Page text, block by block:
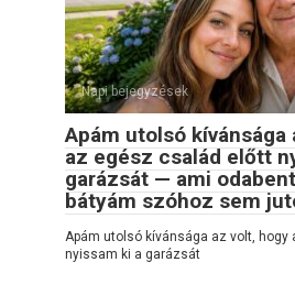
Napi bejegyzések
Apám utolsó kívánsága
az egész család előtt
garázsát — ami
bátyám szóhoz sem
Apám utolsó kívánsága az volt,
nyissam ki a garázsát